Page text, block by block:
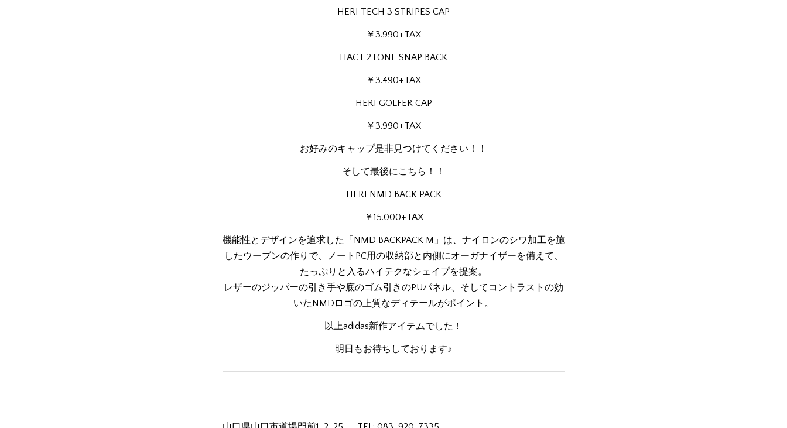
HERI TECH 3 STRIPES CAP
￥3.990+TAX
HACT 2TONE SNAP BACK
￥3.490+TAX
HERI GOLFER CAP
￥3.990+TAX
お好みのキャップ是非見つけてください！！
そして最後にこちら！！
HERI NMD BACK PACK
￥15.000+TAX
機能性とデザインを追求した「NMD BACKPACK M」は、ナイロンのシワ加工を施
したウーブンの作りで、ノートPC用の収納部と内側にオーガナイザーを備えて、
たっぷりと入るハイテクなシェイプを提案。
レザーのジッパーの引き手や底のゴム引きのPUパネル、そしてコントラストの効
いたNMDロゴの上質なディテールがポイント。
以上adidas新作アイテムでした！
明日もお待ちしております♪